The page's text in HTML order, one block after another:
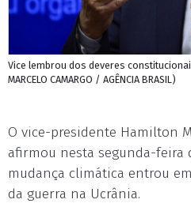
Vice lembrou dos deveres
MARCELO CAMARGO / AGÊNCIA BRASIL)
O vice-presidente Hamilton
afirmou nesta segunda-feira
mudança climática entrou
da guerra na Ucrânia.